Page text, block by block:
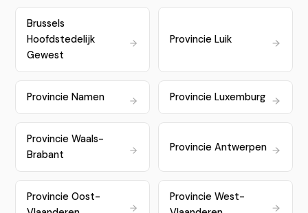
Brussels
Hoofdstedelijk
Gewest
Provincie Luik
Provincie Namen Provincie Luxemburg
Provincie Waals-
Brabant
Provincie Antwerpen
Provincie Oost-
Provincie West-